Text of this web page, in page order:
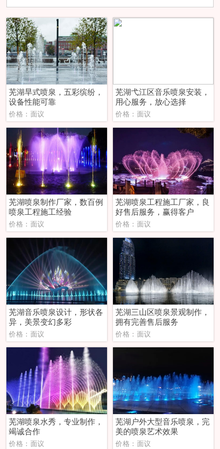
芜湖旱式喷泉，五彩缤纷，
设备性能可靠
价格：面议
芜湖弋江区音乐喷泉安装，
用心服务，放心选择
价格：面议
芜湖喷泉制作厂家，数百例
喷泉工程施工经验
价格：面议
芜湖喷泉工程施工厂家，良
好售后服务，赢得客户
价格：面议
芜湖音乐喷泉设计，形状各
异，美景变幻多彩
价格：面议
芜湖三山区喷泉景观制作，
拥有完善售后服务
价格：面议
芜湖喷泉水秀，专业制作，
竭诚合作
价格：面议
芜湖户外大型音乐喷泉，完
美的喷泉艺术效果
价格：面议